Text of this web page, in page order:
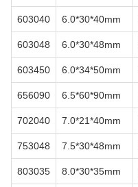
603040 6.0*30*40mm
603048 6.0*30*48mm
603450 6.0*34*50mm
656090 6.5*60*90mm
702040 7.0*21*40mm
753048 7.5*30*48mm
803035 8.0*30*35mm